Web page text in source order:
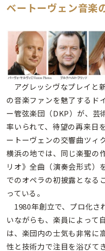
ベートーヴェン音楽
アグレッシヴなプレイと
の音楽ファンを魅了するド
ー管弦楽団（DKP）が、芸
率いられて、待望の再来日
ートーヴェンの交響曲ツィ
横浜の地では、同じ楽聖の
リオ》全曲（演奏会形式）
でのオペラの初披露となる
っている。
1980年創立で、プロ化さ
いながらも、楽員によって
は、楽団内の士気も非常に
性と技術力で注目を浴びて